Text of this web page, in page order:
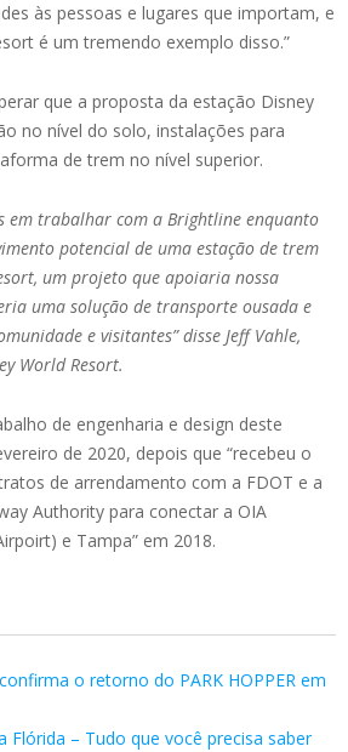
às pessoas e lugares que importam, e
é um tremendo exemplo disso.”
que a proposta da estação Disney
no nível do solo, instalações para
de trem no nível superior.
em trabalhar com a Brightline enquanto
potencial de uma estação de trem
um projeto que apoiaria nossa
uma solução de transporte ousada e
e visitantes” disse Jeff Vahle,
World Resort.
de engenharia e design deste
de 2020, depois que “recebeu o
de arrendamento com a FDOT e a
Authority para conectar a OIA
e Tampa” em 2018.
o retorno do PARK HOPPER em
Flórida – Tudo que você precisa saber